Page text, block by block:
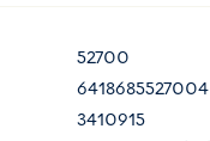
52700
6418685527004
3410915